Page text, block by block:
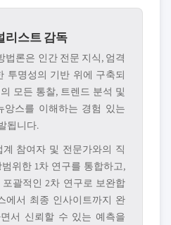
리스트 감독
법론은 인간 전문 지식, 엄격
투명성의 기반 위에 구축되
모든 통찰, 트렌드 분석 및
앙스를 이해하는 경험 있는
됩니다.
참여자 및 전문가와의 직
위한 1차 연구를 통합하고,
괄적인 2차 연구로 보완합
에서 최종 인사이트까지 완
서 신뢰할 수 있는 예측을